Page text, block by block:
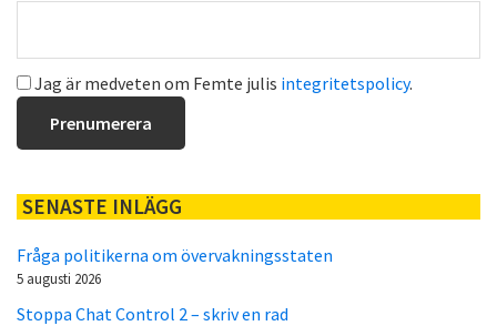
Jag är medveten om Femte julis integritetspolicy.
SENASTE INLÄGG
Fråga politikerna om övervakningsstaten
5 augusti 2026
Stoppa Chat Control 2 – skriv en rad